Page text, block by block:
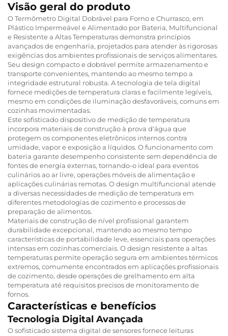
Visão geral do produto
O Termômetro Digital Dobrável para Forno e Churrasco, em
Plástico Impermeável e Alimentado por Bateria, Multifuncional
e Resistente a Altas Temperaturas demonstra princípios
avançados de engenharia, projetados para atender às rigorosas
exigências dos ambientes profissionais de serviços alimentares.
Seu design compacto e dobrável permite armazenamento e
transporte convenientes, mantendo ao mesmo tempo a
integridade estrutural robusta. A tecnologia de tela digital
fornece medições de temperatura claras e facilmente legíveis,
mesmo em condições de iluminação desfavoráveis, comuns em
cozinhas movimentadas.
Este sofisticado dispositivo de medição de temperatura
incorpora materiais de construção à prova d'água que
protegem os componentes eletrônicos internos contra
umidade, vapor e exposição a líquidos. O funcionamento com
bateria garante desempenho consistente sem dependência de
fontes de energia externas, tornando-o ideal para eventos
culinários ao ar livre, operações móveis de alimentação e
aplicações culinárias remotas. O design multifuncional atende
a diversas necessidades de medição de temperatura em
diferentes metodologias de cozimento e processos de
preparação de alimentos.
Materiais de construção de nível profissional garantem
durabilidade excepcional, mantendo ao mesmo tempo
características de portabilidade leve, essenciais para operações
intensas em cozinhas comerciais. O design resistente a altas
temperaturas permite operação segura em ambientes térmicos
extremos, comumente encontrados em aplicações profissionais
de cozimento, desde operações de grelhamento em alta
temperatura até requisitos precisos de monitoramento de
fornos.
Características e benefícios
Tecnologia Digital Avançada
O sofisticado sistema digital de sensores fornece leituras